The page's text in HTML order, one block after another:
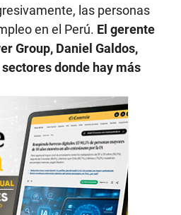
las personas
en el Perú. El gerente
Group, Daniel Galdos,
donde hay más